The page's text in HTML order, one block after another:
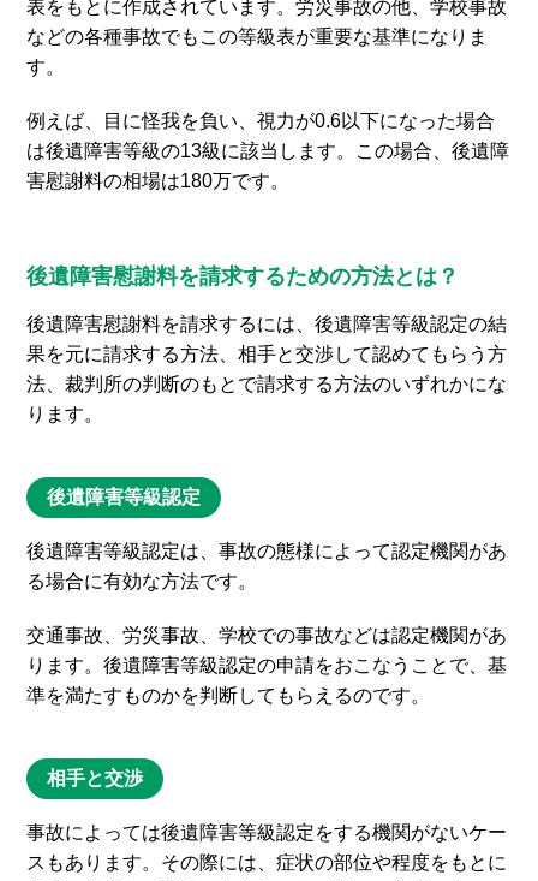
表をもとに作成されています。労災事故の他、学校事故
などの各種事故でもこの等級表が重要な基準になりま
す。
例えば、目に怪我を負い、視力が0.6以下になった場合
は後遺障害等級の13級に該当します。この場合、後遺障
害慰謝料の相場は180万です。
後遺障害慰謝料を請求するための方法とは？
後遺障害慰謝料を請求するには、後遺障害等級認定の結
果を元に請求する方法、相手と交渉して認めてもらう方
法、裁判所の判断のもとで請求する方法のいずれかにな
ります。
後遺障害等級認定
後遺障害等級認定は、事故の態様によって認定機関があ
る場合に有効な方法です。
交通事故、労災事故、学校での事故などは認定機関があ
ります。後遺障害等級認定の申請をおこなうことで、基
準を満たすものかを判断してもらえるのです。
相手と交渉
事故によっては後遺障害等級認定をする機関がないケー
スもあります。その際には、症状の部位や程度をもとに